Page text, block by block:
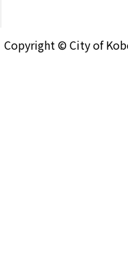
Copyright © City of